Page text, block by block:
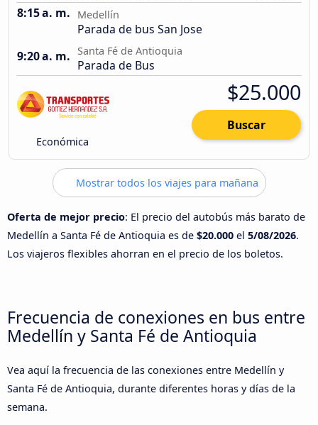
8:15 a. m. Medellín
Parada de bus San Jose
9:20 a. m. Santa Fé de Antioquia
Parada de Bus
Económica
$25.000
Buscar
Mostrar todos los viajes para mañana
Oferta de mejor precio: El precio del autobús más barato de
Medellín a Santa Fé de Antioquia es de $20.000 el 5/08/2026.
Los viajeros flexibles ahorran en el precio de los boletos.
Frecuencia de conexiones en bus entre
Medellín y Santa Fé de Antioquia
Vea aquí la frecuencia de las conexiones entre Medellín y
Santa Fé de Antioquia, durante diferentes horas y días de la
semana.